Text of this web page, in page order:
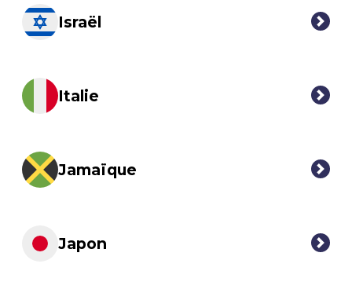
Israël
Italie
Jamaïque
Japon